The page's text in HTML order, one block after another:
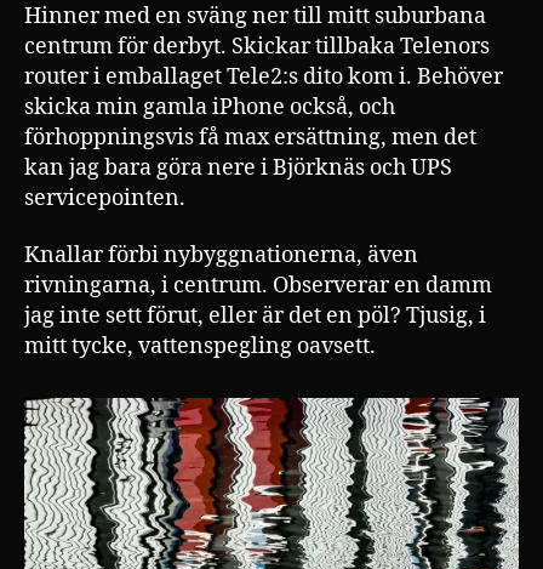
Hinner med en sväng ner till mitt suburbana
centrum för derbyt. Skickar tillbaka Telenors
router i emballaget Tele2:s dito kom i. Behöver
skicka min gamla iPhone också, och
förhoppningsvis få max ersättning, men det
kan jag bara göra nere i Björknäs och UPS
servicepointen.
Knallar förbi nybyggnationerna, även
rivningarna, i centrum. Observerar en damm
jag inte sett förut, eller är det en pöl? Tjusig, i
mitt tycke, vattenspegling oavsett.